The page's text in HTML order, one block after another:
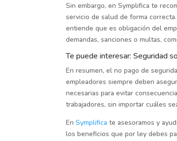
Sin embargo, en Symplifica te
servicio de salud de forma
entiende que es obligación del
demandas, sanciones o multas,
Te puede interesar: Seguridad
En resumen, el no pago de
empleadores siempre deben
necesarias para evitar
trabajadores, sin importar cuáles
EnSymplifica te asesoramos y
los beneficios que por ley debes